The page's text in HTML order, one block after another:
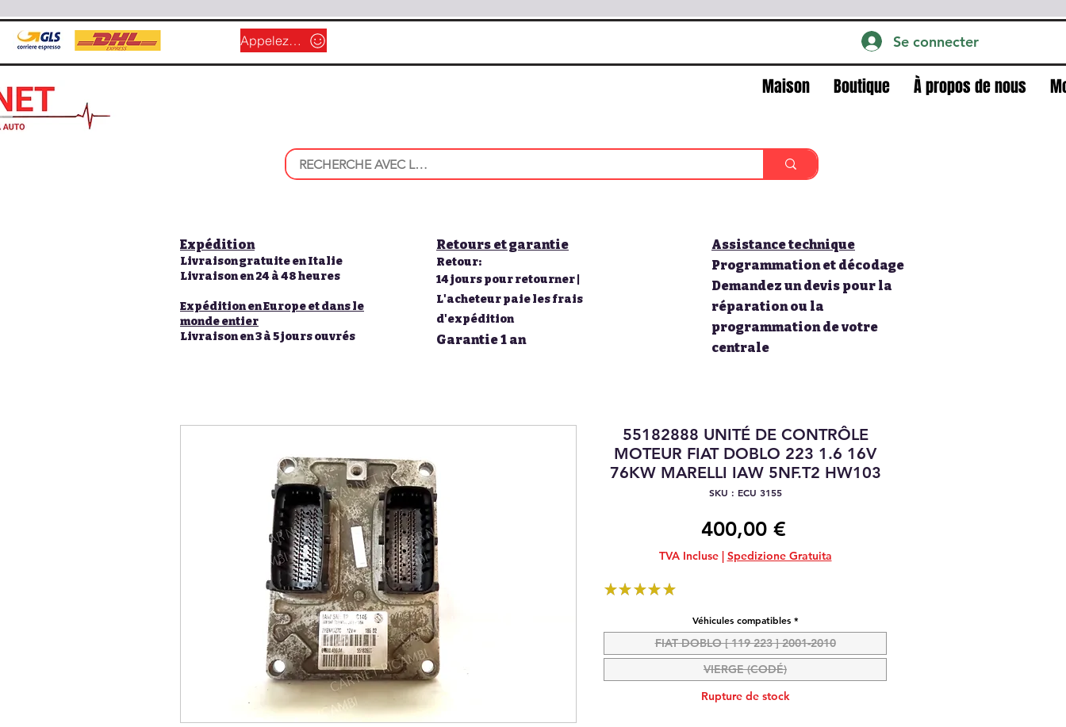
Appelez-nous Se connecter
Maison Boutique À propos de nous
Expédition
Livraison gratuite en Italie
Livraison en 24 à 48 heures
Expédition en Europe et dans le
monde entier
Livraison en 3 à 5 jours ouvrés
Retours et garantie
Retour:
14 jours pour retourner |
L'acheteur paie les frais
d'expédition
Garantie 1 an
Assistance technique
Programmation et décodage
Demandez un devis pour la
réparation ou la
programmation de votre
centrale
55182888 UNITÉ DE CONTRÔLE
MOTEUR FIAT DOBLO 223 1.6 16V
76KW MARELLI IAW 5NF.T2 HW103
SKU : ECU 3155
400,00 €Prix
TVA Incluse| Spedizione Gratuita
★ ★ ★ ★ ★
Véhicules compatibles *
FIAT DOBLO [ 119 223 ] 2001-2010
VIERGE (CODÉ)
Rupture de stock